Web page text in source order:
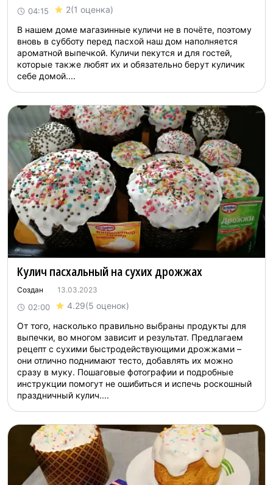
04:15 2(1 оценка)
В нашем доме магазинные куличи не в почёте, поэтому
вновь в субботу перед пасхой наш дом наполняется
ароматной выпечкой. Куличи пекутся и для гостей,
которые также любят их и обязательно берут куличик
себе домой....
Кулич пасхальный на сухих дрожжах
Создан 13.03.2023
02:00 4.29(5 оценок)
От того, насколько правильно выбраны продукты для
выпечки, во многом зависит и результат. Предлагаем
рецепт с сухими быстродействующими дрожжами –
они отлично поднимают тесто, добавлять их можно
сразу в муку. Пошаговые фотографии и подробные
инструкции помогут не ошибиться и испечь роскошный
праздничный кулич....